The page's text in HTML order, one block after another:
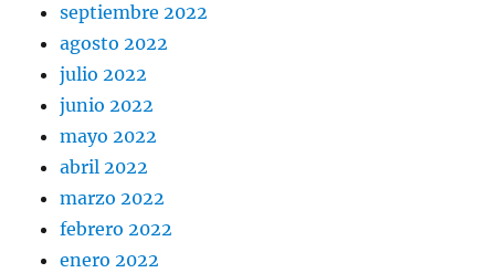
septiembre 2022
agosto 2022
julio 2022
junio 2022
mayo 2022
abril 2022
marzo 2022
febrero 2022
enero 2022